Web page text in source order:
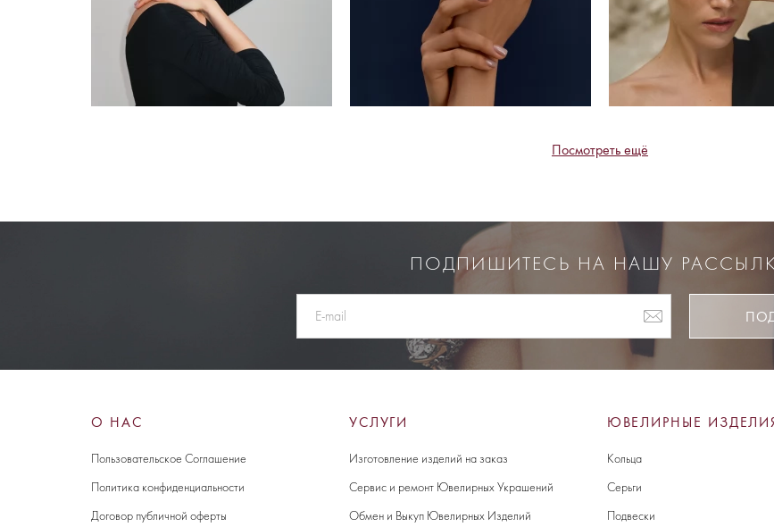
Посмотреть ещё
ПОДПИШИТЕСЬ НА НАШУ
О НАС
Пользовательское Соглашение
Политика конфиденциальности
Договор публичной оферты
УСЛУГИ
Изготовление изделий на заказ
Сервис и ремонт Ювелирных Украшений
Обмен и Выкуп Ювелирных Изделий
ЮВЕЛИРНЫЕ
Кольца
Серьги
Подвески